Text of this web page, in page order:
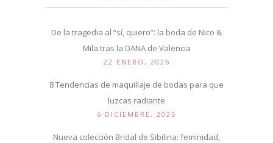
De la tragedia al “sí, quiero”: la boda de Nico &
Mila tras la DANA de Valencia
22 ENERO, 2026
8 Tendencias de maquillaje de bodas para que
luzcas radiante
6 DICIEMBRE, 2025
Nueva colección Bridal de Sibilina: feminidad,